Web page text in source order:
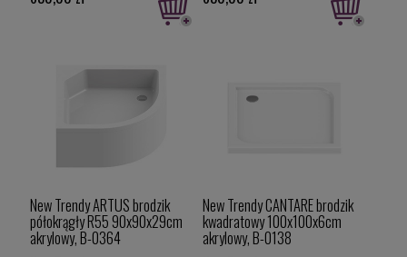
New Trendy ARTUS brodzik
półokrągły R55 90x90x29cm
akrylowy, B-0364
New Trendy CANTARE brodzik
kwadratowy 100x100x6cm
akrylowy, B-0138